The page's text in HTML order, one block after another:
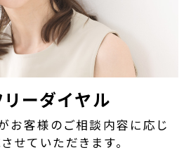
ーダイヤル
お客様のご相談内容に応じ
せていただきます。